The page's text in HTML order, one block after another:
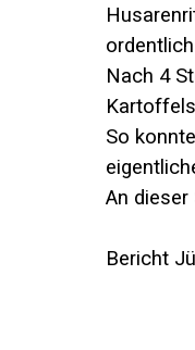
Nach 4
So
An
Bericht